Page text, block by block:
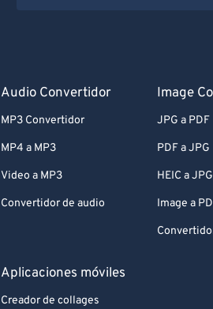
Audio Convertidor
MP3 Convertidor
MP4 a MP3
Video a MP3
Convertidor de audio
Image
JPG a PDF
PDF a JPG
HEIC a JPG
Image a
Aplicaciones móviles
Creador de collages